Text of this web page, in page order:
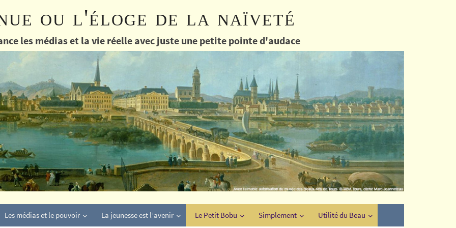
ou l'éloge de la naïveté
les médias et la vie réelle avec juste une petite pointe d'audace
Les médias et le pouvoir La jeunesse est l’avenir Le Petit Bobu Simplement Utilité du Beau